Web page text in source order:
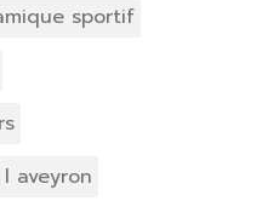
sportif
aveyron